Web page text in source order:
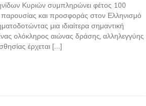
Κυριών συμπληρώνει φέτος 100
παρουσίας και προσφοράς στον Ελληνισμό
μια ιδιαίτερα σημαντική
ολόκληρος αιώνας δράσης, αλληλεγγύης
έρχεται […]